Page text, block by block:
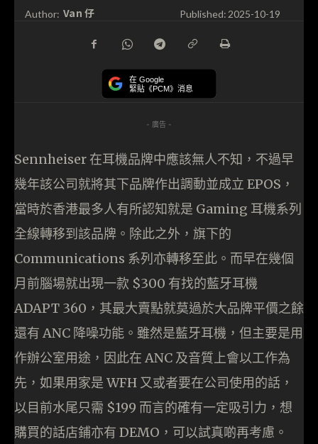
Author: Van 仔 Published: 2025-10-19
在 Google
緊貼《PCM》消息
- 廣告 -
Sennheiser 在耳機品牌中應該無人不知，不過早
幾年該公司就將其下品牌作出調動並成立 EPOS，
當時於香港最多人有所認知就是 Gaming 耳機系列
全線轉移到該品牌。除此之外，旗下的
Communications 系列亦轉移至此。而早在幾個
月前腦場就出現一款 $300 有找的藍牙耳機
ADAPT 360，其最大賣點就莫過於大品牌平價之餘
還有 ANC 降噪功能。雖然是藍牙耳機，但主要是用
作辦公室用途，因此在 ANC 及音質上會以工作為
先，如果用家是 WFH 又或者要在公司使用的話，
以目前水尾只需 $199 而言的確有一定吸引力，想
購買的話店鋪亦有 DEMO，可以試真啲再考慮。